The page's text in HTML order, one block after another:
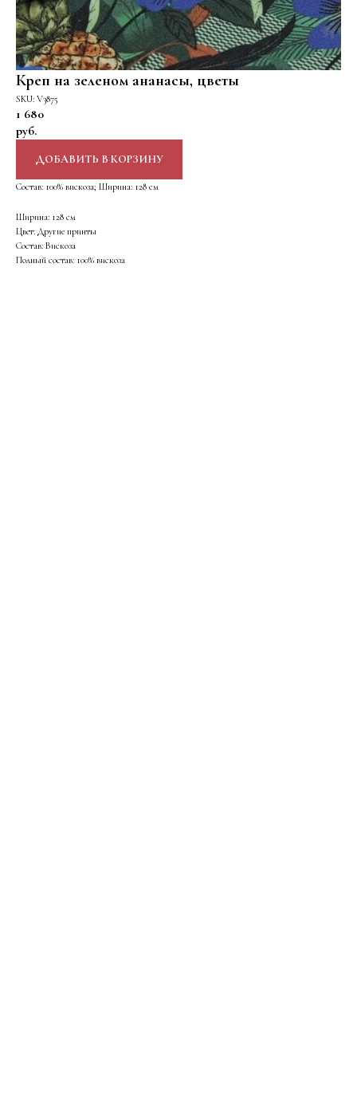
Креп на зеленом ананасы, цветы
SKU: V3875
1 680
руб.
ДОБАВИТЬ В КОРЗИНУ
Состав: 100% вискоза; Ширина: 128 см
Ширина: 128 см
Цвет: Другие принты
Состав: Вискоза
Полный состав: 100% вискоза